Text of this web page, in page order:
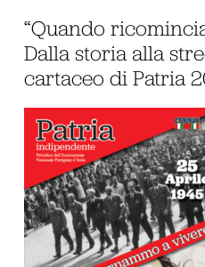
“Quando
Dalla storia alla
cartaceo di Patria